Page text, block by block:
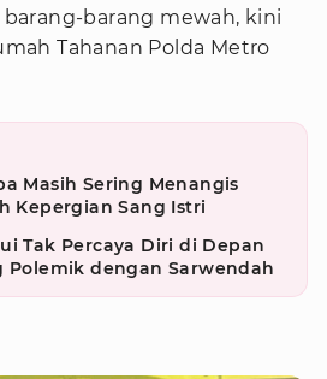
barang mewah, kini
Tahanan Polda Metro
Masih Sering Menangis
Kepergian Sang Istri
Tak Percaya Diri di Depan
Polemik dengan Sarwendah